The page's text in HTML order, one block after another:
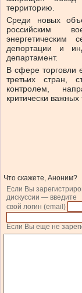
территорию.
Среди новых
российским
депортации и
департамент.
В сфере торговли
третьих стран,
контролем,
критически
Что скажете, Аноним?
Если Вы
дискуссии — введите
свой логин (email)
Если Вы еще не